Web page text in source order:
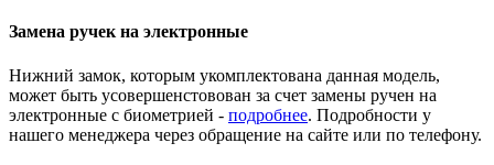
Замена ручек на электронные
Нижний замок, которым укомплектована данная модель,
может быть усовершенстовован за счет замены ручен на
электронные с биометрией - подробнее. Подробности у
нашего менеджера через обращение на сайте или по телефону.